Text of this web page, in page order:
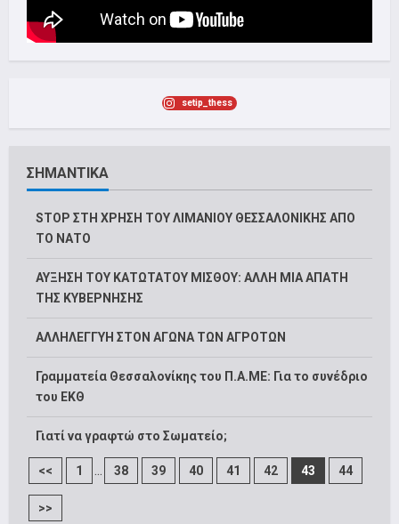
setip_thess
ΣΗΜΑΝΤΙΚΑ
STOP ΣΤΗ ΧΡΗΣΗ ΤΟΥ ΛΙΜΑΝΙΟΥ ΘΕΣΣΑΛΟΝΙΚΗΣ ΑΠΟ
ΤΟ ΝΑΤΟ
ΑΥΞΗΣΗ ΤΟΥ ΚΑΤΩΤΑΤΟΥ ΜΙΣΘΟΥ: ΑΛΛΗ ΜΙΑ ΑΠΑΤΗ
ΤΗΣ ΚΥΒΕΡΝΗΣΗΣ
ΑΛΛΗΛΕΓΓΥΗ ΣΤΟΝ ΑΓΩΝΑ ΤΩΝ ΑΓΡΟΤΩΝ
Γραμματεία Θεσσαλονίκης του Π.Α.ΜΕ: Για το συνέδριο
του ΕΚΘ
Γιατί να γραφτώ στο Σωματείο;
<< 1 ... 38 39 40 41 42 43 44
>>